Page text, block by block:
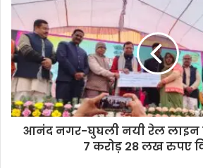
आनंद नगर-घुघली नयी रेल लाइन
7 करोड़ 28 लख रुपए